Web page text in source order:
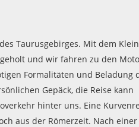
Taurusgebirges. Mit dem
und wir fahren zu den
Formalitäten und Beladung
Gepäck, die Reise kann
hinter uns. Eine
aus der Römerzeit. Nach einer